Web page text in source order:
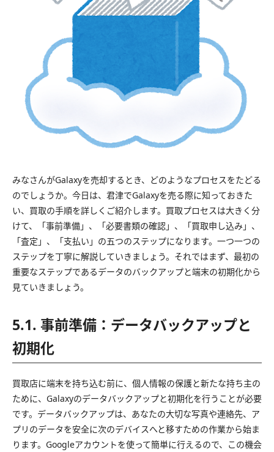
みなさんがGalaxyを売却するとき、どのようなプロセスをたどる
のでしょうか。今日は、君津でGalaxyを売る際に知っておきた
い、買取の手順を詳しくご紹介します。買取プロセスは大きく分
けて、「事前準備」、「必要書類の確認」、「買取申し込み」、
「査定」、「支払い」の五つのステップになります。一つ一つの
ステップを丁寧に解説していきましょう。それではまず、最初の
重要なステップであるデータのバックアップと端末の初期化から
見ていきましょう。
5.1. 事前準備：データバックアップと
初期化
買取店に端末を持ち込む前に、個人情報の保護と新たな持ち主の
ために、Galaxyのデータバックアップと初期化を行うことが必要
です。データバックアップは、あなたの大切な写真や連絡先、ア
プリのデータを安全に次のデバイスへと移すための作業から始ま
ります。Googleアカウントを使って簡単に行えるので、この機会